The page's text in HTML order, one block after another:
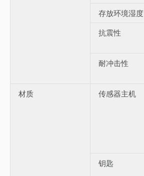
存放环境湿度
抗震性
耐冲击性
材质 传感器主机
钥匙